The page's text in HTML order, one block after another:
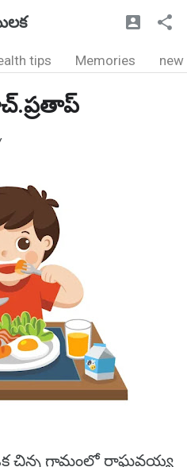
tips Memories new
చిన్న గ్రామంలో రాఘవయ్య